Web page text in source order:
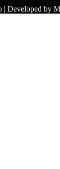
| Developed by